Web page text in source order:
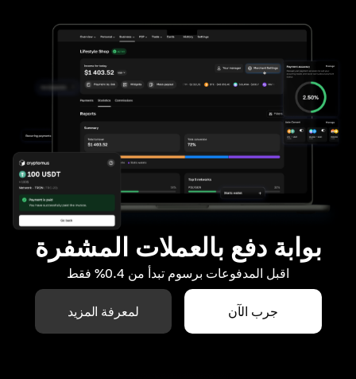
بوابة دفع بالعملات المشفرة
اقبل المدفوعات برسوم تبدأ من 0.4% فقط
جرب الآن لمعرفة المزيد